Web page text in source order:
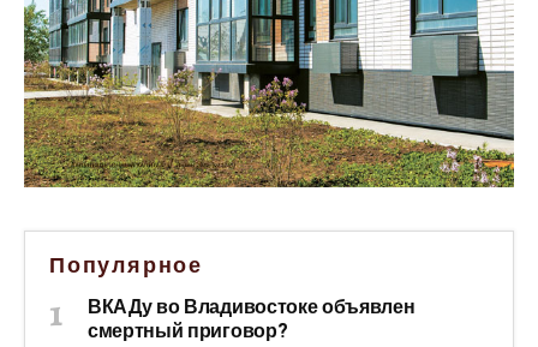
Популярное
ВКАДу во Владивостоке объявлен
смертный приговор?